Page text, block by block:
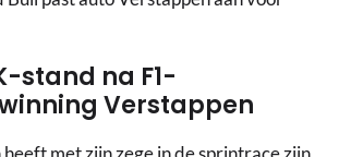
stand na F1-
Verstappen